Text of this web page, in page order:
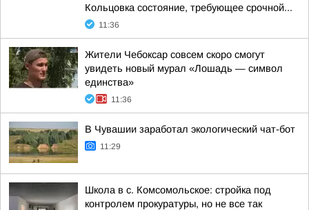
Кольцовка состояние, требующее срочной...
11:36
Жители Чебоксар совсем скоро смогут
увидеть новый мурал «Лошадь — символ
единства»
11:36
В Чувашии заработал экологический чат-бот
11:29
Школа в с. Комсомольское: стройка под
контролем прокуратуры, но не все так